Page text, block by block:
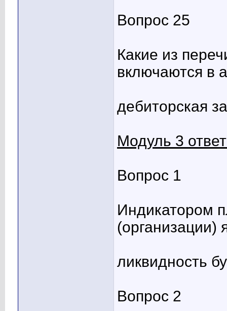
Вопрос 25
Какие из
включаются в
дебиторская
Модуль 3
Вопрос 1
Индикатором
(организации)
ликвидность
Вопрос 2